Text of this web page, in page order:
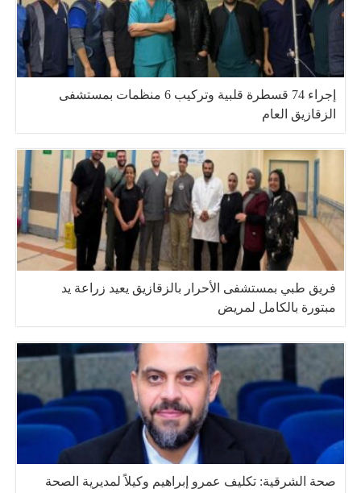
إجراء 74 قسطرة قلبية وتركيب 6 منظمات بمستشفى
الزقازيق العام
فريق طبي بمستشفى الأحرار بالزقازيق يعيد زراعة يد
مبتورة بالكامل لمريض
صحة الشرقية: تكليف عمرو إبراهيم وكيلاً لمديرية الصحة